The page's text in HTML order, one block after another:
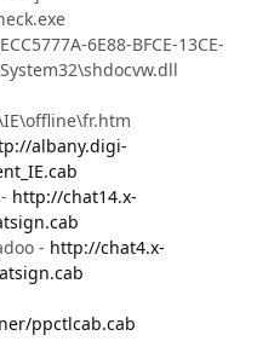
6E88-BFCE-13CE-
albany.digi-
http://chat14.x-
- http://chat4.x-
ppctlcab.cab